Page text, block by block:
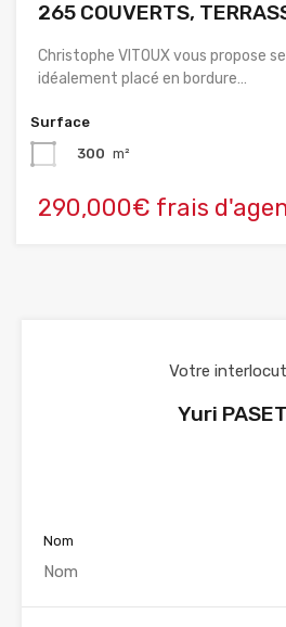
265 COUVERTS,
Christophe VITOUX vous propose
idéalement placé en bordure…
Surface
300 m²
290,000€ frais
Votre
Yuri
Nom